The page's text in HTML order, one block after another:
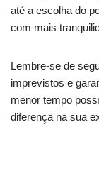
até a escolha do
com mais
Lembre-se de
imprevistos e
menor tempo
diferença na sua